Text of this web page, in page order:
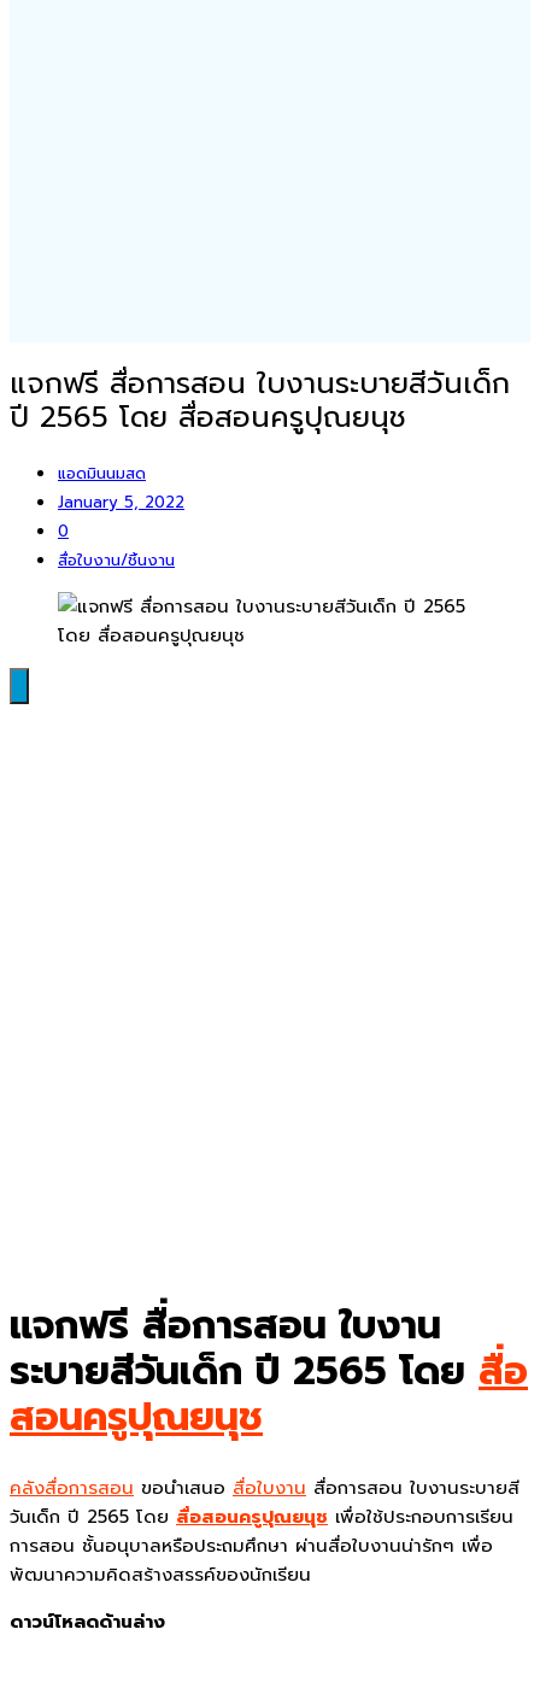
แจกฟรี สื่อการสอน ใบงานระบายสีวันเด็ก
ปี 2565 โดย สื่อสอนครูปุณยนุช
แอดมินนมสด
January 5, 2022
0
สื่อใบงาน/ชิ้นงาน
แจกฟรี สื่อการสอน ใบงาน
ระบายสีวันเด็ก ปี 2565 โดย สื่อ
สอนครูปุณยนุช
คลังสื่อการสอน ขอนำเสนอ สื่อใบงาน สื่อการสอน ใบงานระบายสี
วันเด็ก ปี 2565 โดย สื่อสอนครูปุณยนุช เพื่อใช้ประกอบการเรียน
การสอน ชั้นอนุบาลหรือประถมศึกษา ผ่านสื่อใบงานน่ารักๆ เพื่อ
พัฒนาความคิดสร้างสรรค์ของนักเรียน
ดาวน์โหลดด้านล่าง